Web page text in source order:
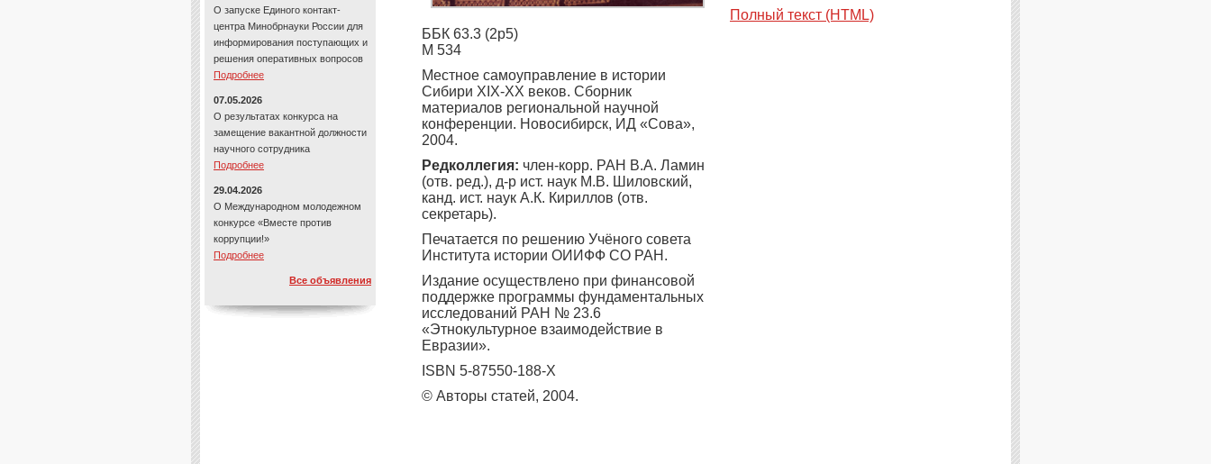
О запуске Единого контакт-
центра Минобрнауки России для
информирования поступающих и
решения оперативных вопросов
Подробнее
07.05.2026
О результатах конкурса на
замещение вакантной должности
научного сотрудника
Подробнее
29.04.2026
О Международном молодежном
конкурсе «Вместе против
коррупции!»
Подробнее
Все объявления
ББК 63.3 (2р5)
М 534
Местное самоуправление в истории
Сибири XIX-XX веков. Сборник
материалов региональной научной
конференции. Новосибирск, ИД «Сова»,
2004.
Редколлегия: член-корр. РАН В.А. Ламин
(отв. ред.), д-р ист. наук М.В. Шиловский,
канд. ист. наук А.К. Кириллов (отв.
секретарь).
Печатается по решению Учёного совета
Института истории ОИИФФ СО РАН.
Издание осуществлено при финансовой
поддержке программы фундаментальных
исследований РАН № 23.6
«Этнокультурное взаимодействие в
Евразии».
ISBN 5-87550-188-Х
© Авторы статей, 2004.
Полный текст (HTML)